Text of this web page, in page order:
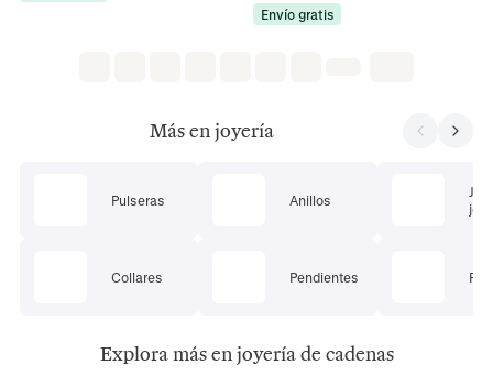
Envío gratis
Más en joyería
Pulseras
Collares
Anillos
Pendientes
Explora más en joyería de cadenas